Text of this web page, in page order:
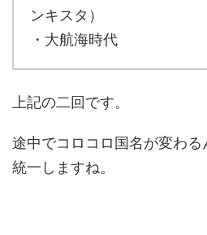
ンキスタ）
・大航海時代
上記の二回です。
途中でコロコロ国名が変わ
統一しますね。